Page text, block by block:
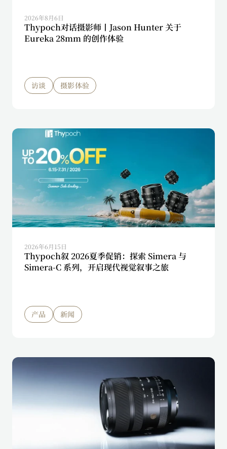
2026年8月6日
Thypoch对话摄影师丨Jason Hunter 关于
Eureka 28mm 的创作体验
访谈 摄影体验
2026年6月15日
Thypoch叙 2026夏季促销：探索 Simera 与
Simera-C 系列，开启现代视觉叙事之旅
产品 新闻